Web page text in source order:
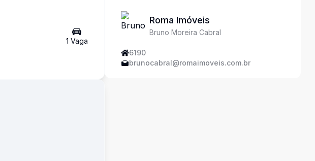
1 Vaga
Roma Imóveis
Bruno Moreira Cabral
6190
brunocabral@romaimoveis.com.br